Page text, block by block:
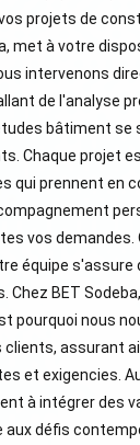
projets de
met à votre
intervenons
de l'analyse
bâtiment se
Chaque projet
qui prennent en
vos demandes.
équipe s'assure
BET
pourquoi nous
assurant
et exigencies.
à intégrer des
aux défis